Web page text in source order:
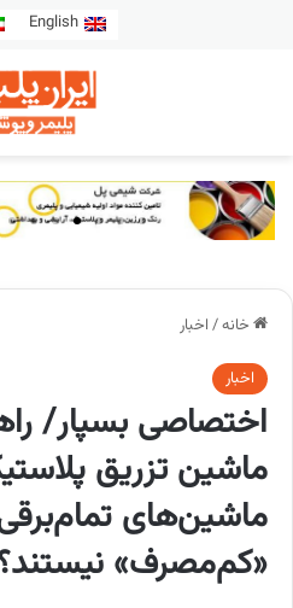
English
خانه/ اخبار
اخبار
اختصاصی بسپار/
ماشین تزریق
ماشین‌های
«کم‌مصرف»